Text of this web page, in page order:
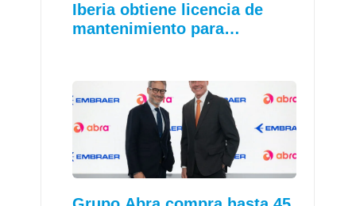
Iberia obtiene licencia de
mantenimiento para…